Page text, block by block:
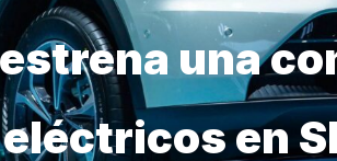
una
en